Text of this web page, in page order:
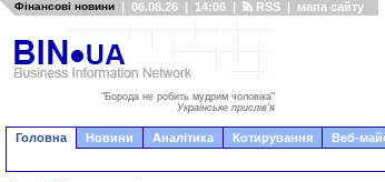
Фінансові новини | 06.08.26 | 14:06 | RSS | мапа сайту
"Борода не робить мудрим чоловіка"
Українське прислів'я
Головна Новини Аналітика Котирування Веб-